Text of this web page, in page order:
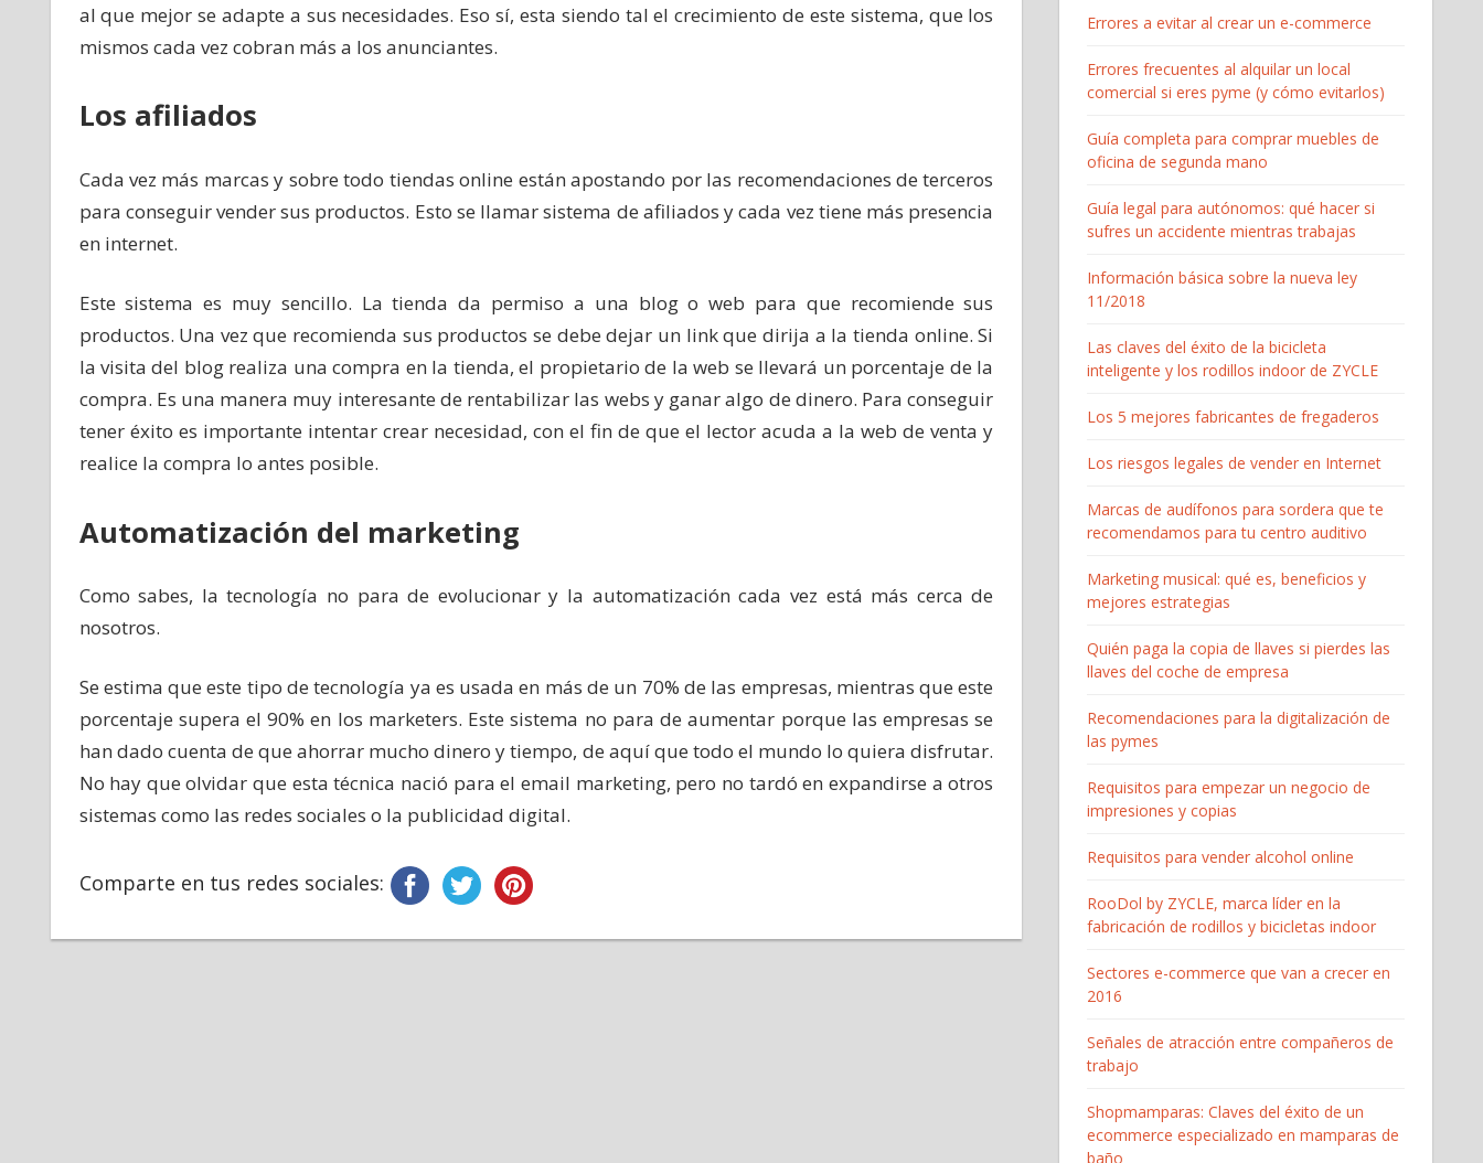
al que mejor se adapte a sus necesidades. Eso sí, esta siendo tal el crecimiento de este sistema, que los
mismos cada vez cobran más a los anunciantes.
Los afiliados
Cada vez más marcas y sobre todo tiendas online están apostando por las recomendaciones de terceros
para conseguir vender sus productos. Esto se llamar sistema de afiliados y cada vez tiene más presencia
en internet.
Este sistema es muy sencillo. La tienda da permiso a una blog o web para que recomiende sus
productos. Una vez que recomienda sus productos se debe dejar un link que dirija a la tienda online. Si
la visita del blog realiza una compra en la tienda, el propietario de la web se llevará un porcentaje de la
compra. Es una manera muy interesante de rentabilizar las webs y ganar algo de dinero. Para conseguir
tener éxito es importante intentar crear necesidad, con el fin de que el lector acuda a la web de venta y
realice la compra lo antes posible.
Automatización del marketing
Como sabes, la tecnología no para de evolucionar y la automatización cada vez está más cerca de
nosotros.
Se estima que este tipo de tecnología ya es usada en más de un 70% de las empresas, mientras que este
porcentaje supera el 90% en los marketers. Este sistema no para de aumentar porque las empresas se
han dado cuenta de que ahorrar mucho dinero y tiempo, de aquí que todo el mundo lo quiera disfrutar.
No hay que olvidar que esta técnica nació para el email marketing, pero no tardó en expandirse a otros
sistemas como las redes sociales o la publicidad digital.
Comparte en tus redes sociales:
Errores a evitar al crear un e-commerce
Errores frecuentes al alquilar un local
comercial si eres pyme (y cómo evitarlos)
Guía completa para comprar muebles de
oficina de segunda mano
Guía legal para autónomos: qué hacer si
sufres un accidente mientras trabajas
Información básica sobre la nueva ley
11/2018
Las claves del éxito de la bicicleta
inteligente y los rodillos indoor de ZYCLE
Los 5 mejores fabricantes de fregaderos
Los riesgos legales de vender en Internet
Marcas de audífonos para sordera que te
recomendamos para tu centro auditivo
Marketing musical: qué es, beneficios y
mejores estrategias
Quién paga la copia de llaves si pierdes las
llaves del coche de empresa
Recomendaciones para la digitalización de
las pymes
Requisitos para empezar un negocio de
impresiones y copias
Requisitos para vender alcohol online
RooDol by ZYCLE, marca líder en la
fabricación de rodillos y bicicletas indoor
Sectores e-commerce que van a crecer en
2016
Señales de atracción entre compañeros de
trabajo
Shopmamparas: Claves del éxito de un
ecommerce especializado en mamparas de
baño